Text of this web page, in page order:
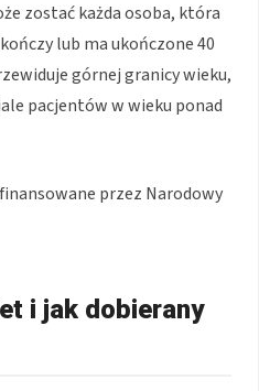
zostać każda osoba, która
lub ma ukończone 40
górnej granicy wieku,
pacjentów w wieku ponad
przez Narodowy
i jak dobierany